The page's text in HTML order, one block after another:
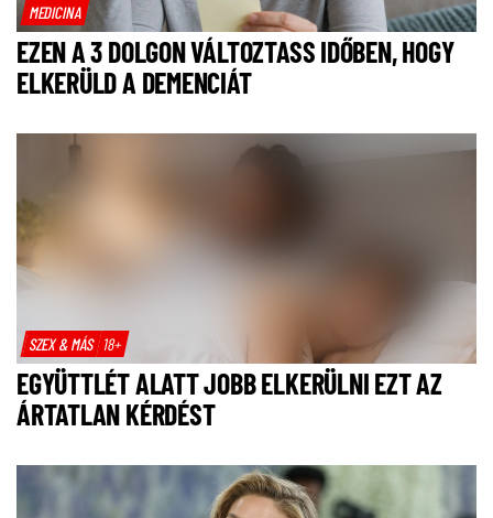
MEDICINA
EZEN A 3 DOLGON VÁLTOZTASS IDŐBEN, HOGY
ELKERÜLD A DEMENCIÁT
SZEX & MÁS 18+
EGYÜTTLÉT ALATT JOBB ELKERÜLNI EZT AZ
ÁRTATLAN KÉRDÉST